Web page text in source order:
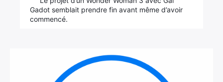
Gadot semblait prendre fin avant même d’avoir
commencé.